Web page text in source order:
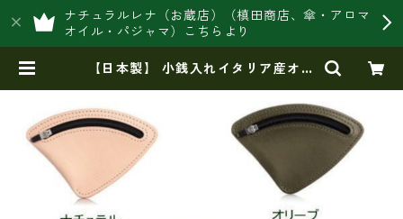
ナチュラルレナ（お蔵店）（槙田商店、傘・アロマ
オイル・パジャマ）こちらより
【日本製】 小銭入れイタリア産オイ
販売【日本製・バッグ財布 専門
店】レナ ジャパンメイド ショッ